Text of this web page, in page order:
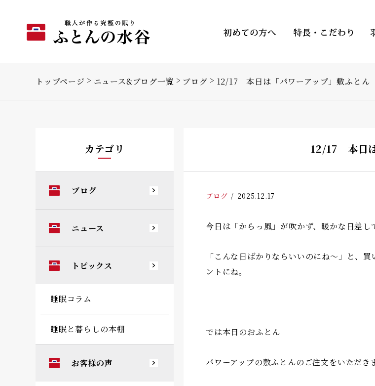
トップページ ニュース&ブログ一覧 ブログ 12/17 本日は「パワーアップ」敷ふとん
12/17 本日
ブログ 2025.12.17
今日は「からっ風」が吹かず、暖かな日差し
「こんな日ばかりならいいのにね〜」と、
ントにね。
では本日のおふとん
パワーアップの敷ふとんのご注文をいただき
カテゴリ
ブログ
ニュース
トピックス
睡眠コラム
睡眠と暮らしの本棚
お客様の声